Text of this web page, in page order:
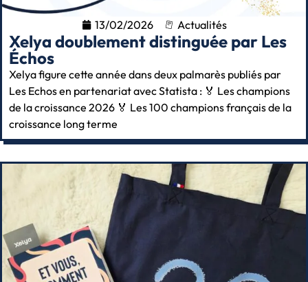
13/02/2026 Actualités
Xelya doublement distinguée par Les
Échos
Xelya figure cette année dans deux palmarès publiés par
Les Echos en partenariat avec Statista : 🏅 Les champions
de la croissance 2026 🏅 Les 100 champions français de la
croissance long terme